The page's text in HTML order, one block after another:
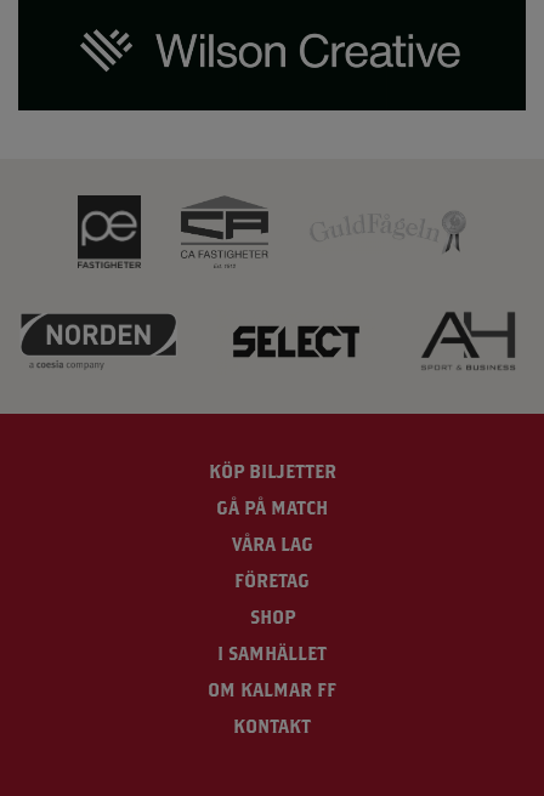
KÖP BILJETTER
GÅ PÅ MATCH
VÅRA LAG
FÖRETAG
SHOP
I SAMHÄLLET
OM KALMAR FF
KONTAKT